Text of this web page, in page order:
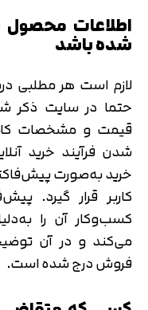
اطلاعات
شده‌ باشد
لازم است هر مطلبی
حتما در سایت ذکر
قیمت و مشخصات
شدن فرآیند خرید
خرید به‌صورت
کاربر قرار گیرد.
کسب‌وکار آن را
می‌کند و در آن
فروش درج شده‌ است.